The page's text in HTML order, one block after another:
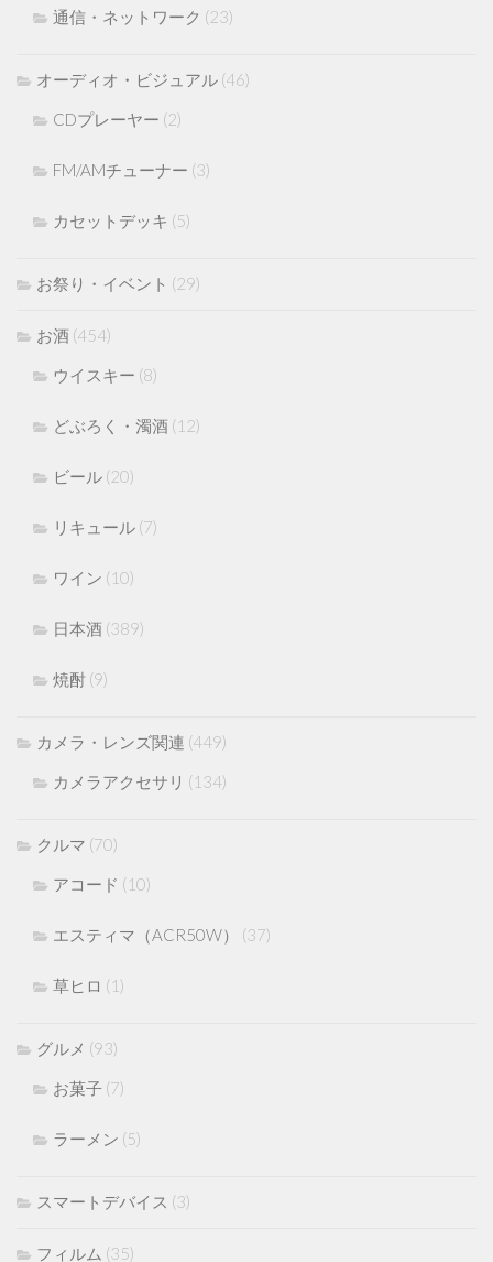
通信・ネットワーク (23)
オーディオ・ビジュアル (46)
CDプレーヤー (2)
FM/AMチューナー (3)
カセットデッキ (5)
お祭り・イベント (29)
お酒 (454)
ウイスキー (8)
どぶろく・濁酒 (12)
ビール (20)
リキュール (7)
ワイン (10)
日本酒 (389)
焼酎 (9)
カメラ・レンズ関連 (449)
カメラアクセサリ (134)
クルマ (70)
アコード (10)
エスティマ（ACR50W） (37)
草ヒロ (1)
グルメ (93)
お菓子 (7)
ラーメン (5)
スマートデバイス (3)
フィルム (35)